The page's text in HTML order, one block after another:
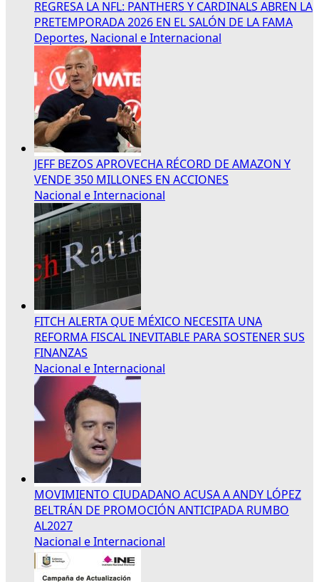
REGRESA LA NFL: PANTHERS Y CARDINALS ABREN LA
PRETEMPORADA 2026 EN EL SALÓN DE LA FAMA
Deportes, Nacional e Internacional
JEFF BEZOS APROVECHA RÉCORD DE AMAZON Y
VENDE 350 MILLONES EN ACCIONES
Nacional e Internacional
FITCH ALERTA QUE MÉXICO NECESITA UNA
REFORMA FISCAL INEVITABLE PARA SOSTENER SUS
FINANZAS
Nacional e Internacional
MOVIMIENTO CIUDADANO ACUSA A ANDY LÓPEZ
BELTRÁN DE PROMOCIÓN ANTICIPADA RUMBO
AL2027
Nacional e Internacional